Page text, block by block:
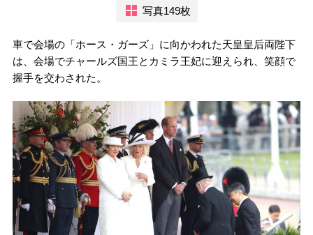
写真149枚
車で会場の「ホース・ガーズ」に向かわれた天皇皇后両陛下
は、会場でチャールズ国王とカミラ王妃に迎えられ、笑顔で
握手を交わされた。